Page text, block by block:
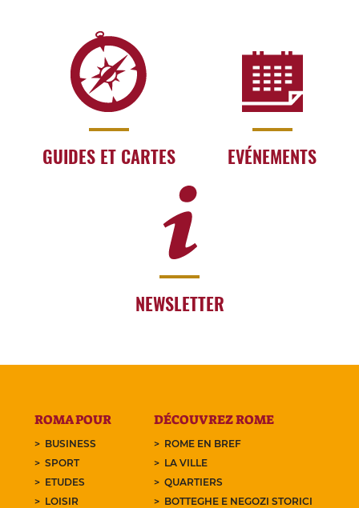
GUIDES ET CARTES EVÉNEMENTS
NEWSLETTER
ROMA POUR
BUSINESS
SPORT
ETUDES
LOISIR
DÉCOUVREZ ROME
ROME EN BREF
LA VILLE
QUARTIERS
BOTTEGHE E NEGOZI STORICI